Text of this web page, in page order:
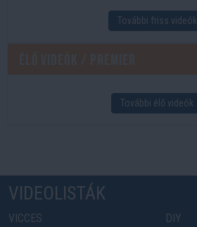
További friss videók
További élő videók
VIDEOLISTÁK
VICCES
DIY